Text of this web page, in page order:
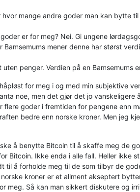
mange andre goder man kan bytte
er for meg? Nei. Gi ungene
mener denne har størst
penger. Verdien på en Bamsemums
for meg i og med min subjektive
noe, men det gjør det jo vanskeligere
goder i fremtiden for pengene enn
bedre enn norske kroner. Men jeg
å benytte Bitcoin til å skaffe meg de
Bitcoin. Ikke enda i alle fall. Heller ikke
å forholde meg til de som tilbyr de
kroner er et allment akseptert
meg. Så kan man sikkert diskutere og